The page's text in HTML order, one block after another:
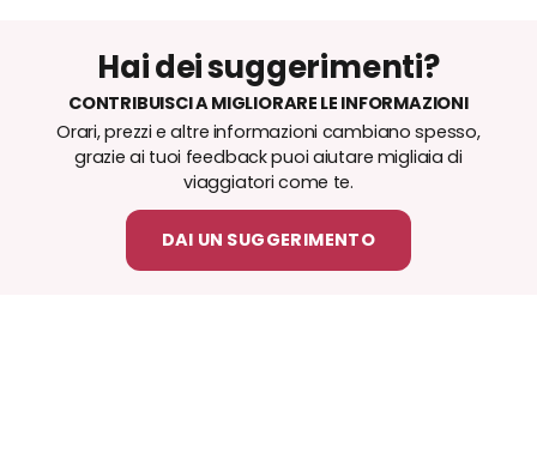
Hai dei suggerimenti?
CONTRIBUISCI A MIGLIORARE LE INFORMAZIONI
Orari, prezzi e altre informazioni cambiano spesso,
grazie ai tuoi feedback puoi aiutare migliaia di
viaggiatori come te.
DAI UN SUGGERIMENTO